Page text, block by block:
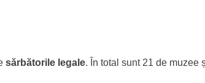
sărbătorile legale. În total sunt 21 de muzee